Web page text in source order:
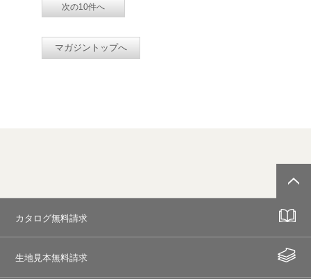
次の10件へ
マガジントップへ
カタログ無料請求
生地見本無料請求